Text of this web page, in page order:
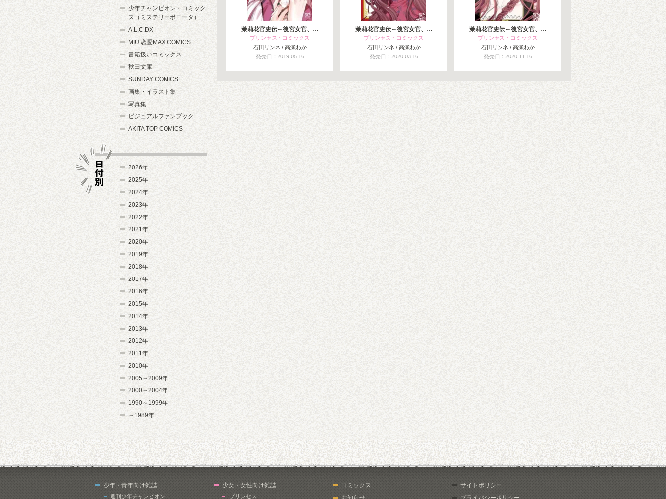
茉莉花官吏伝～後宮女官、…
プリンセス・コミックス
石田リンネ / 高瀬わか
発売日：2019.05.16
茉莉花官吏伝～後宮女官、…
プリンセス・コミックス
石田リンネ / 高瀬わか
発売日：2020.03.16
茉莉花官吏伝～後宮女官、…
プリンセス・コミックス
石田リンネ / 高瀬わか
発売日：2020.11.16
少年チャンピオン・コミック
ス（ミステリーボニータ）
A.L.C.DX
MIU 恋愛MAX COMICS
書籍扱いコミックス
秋田文庫
SUNDAY COMICS
画集・イラスト集
写真集
ビジュアルファンブック
AKITA TOP COMICS
2026年
2025年
2024年
2023年
2022年
2021年
2020年
2019年
2018年
2017年
2016年
2015年
2014年
2013年
2012年
2011年
2010年
2005～2009年
2000～2004年
1990～1999年
～1989年
少年・青年向け雑誌
週刊少年チャンピオン
少女・女性向け雑誌
プリンセス
コミックス
お知らせ
サイトポリシー
プライバシーポリシー